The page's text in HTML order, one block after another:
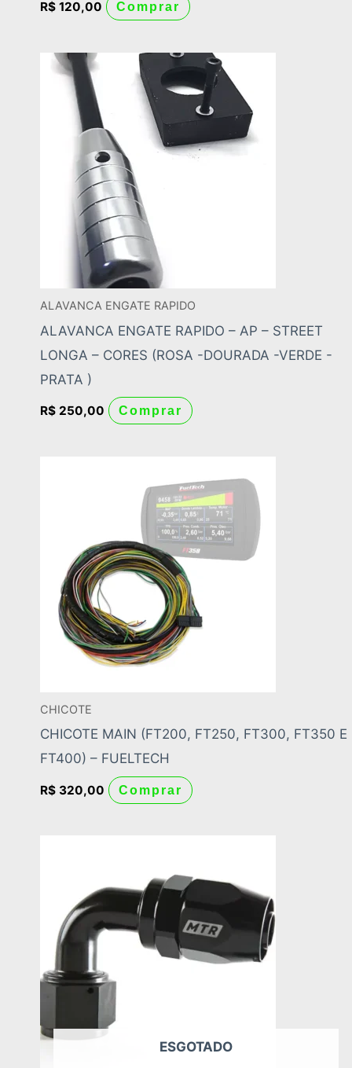
R$ 120,00 Comprar
ALAVANCA ENGATE RAPIDO
ALAVANCA ENGATE RAPIDO – AP – STREET
LONGA – CORES (ROSA -DOURADA -VERDE -
PRATA )
R$ 250,00 Comprar
CHICOTE
CHICOTE MAIN (FT200, FT250, FT300, FT350 E
FT400) – FUELTECH
R$ 320,00 Comprar
ESGOTADO